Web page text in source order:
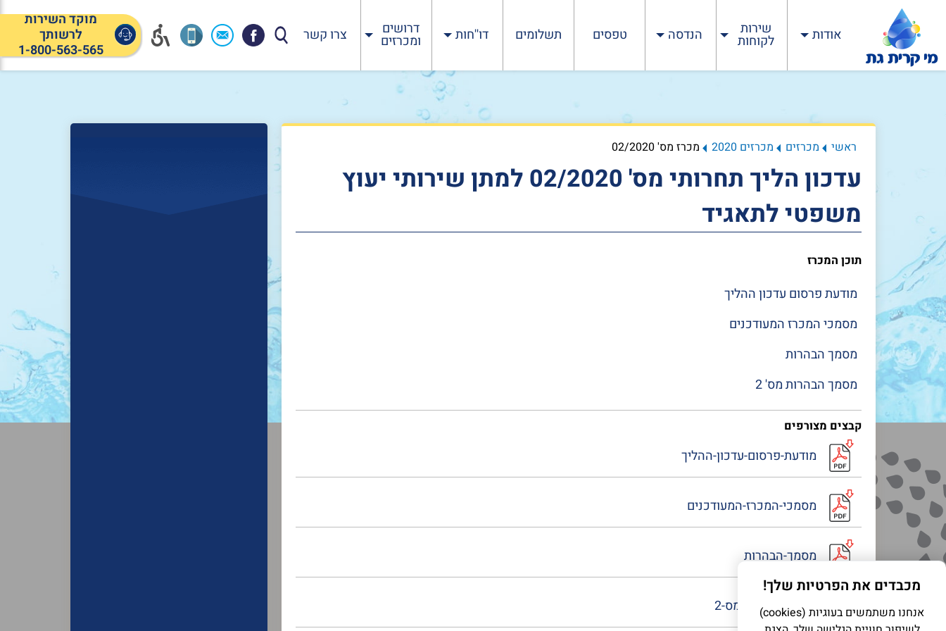
אודות שירות
לקוחות הנדסה טפסים תשלומים דו''חות דרושים
ומכרזים צרו קשר
מוקד השירות
לרשותך
1-800-563-565
ראשי מכרזים מכרזים 2020 מכרז מס' 02/2020
עדכון הליך תחרותי מס' 02/2020 למתן שירותי יעוץ
משפטי לתאגיד
תוכן המכרז
מודעת פרסום עדכון ההליך
מסמכי המכרז המעודכנים
מסמך הבהרות
מסמך הבהרות מס' 2
קבצים מצורפים
מודעת-פרסום-עדכון-ההליך
מסמכי-המכרז-המעודכנים
מסמך-הבהרות
מסמך-הבהרות-מס-2
מכבדים את הפרטיות שלך!
אנחנו משתמשים בעוגיות (cookies)